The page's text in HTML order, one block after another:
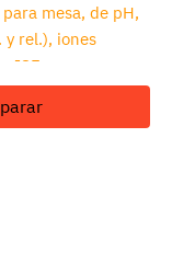
mesa, de pH,
y rel.), iones
ISE,
EC, TDS,
resistividad y